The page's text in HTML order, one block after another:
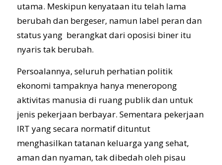
utama. Meskipun kenyataan itu telah lama
berubah dan bergeser, namun label peran dan
status yang berangkat dari oposisi biner itu
nyaris tak berubah.
Persoalannya, seluruh perhatian politik
ekonomi tampaknya hanya meneropong
aktivitas manusia di ruang publik dan untuk
jenis pekerjaan berbayar. Sementara pekerjaan
IRT yang secara normatif dituntut
menghasilkan tatanan keluarga yang sehat,
aman dan nyaman, tak dibedah oleh pisau